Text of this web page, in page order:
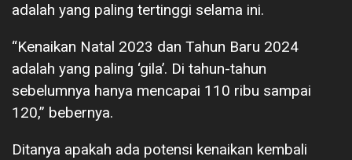
adalah yang paling tertinggi selama ini.
“Kenaikan Natal 2023 dan Tahun Baru 2024
adalah yang paling ‘gila’. Di tahun-tahun
sebelumnya hanya mencapai 110 ribu sampai
120,” bebernya.
Ditanya apakah ada potensi kenaikan kembali